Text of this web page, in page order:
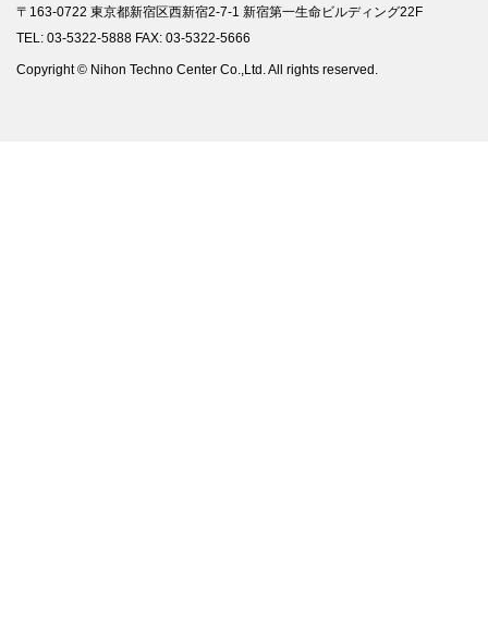
〒163-0722 東京都新宿区西新宿2-7-1 新宿第一生命ビルディング22F
TEL: 03-5322-5888 FAX: 03-5322-5666
Copyright © Nihon Techno Center Co.,Ltd. All rights reserved.